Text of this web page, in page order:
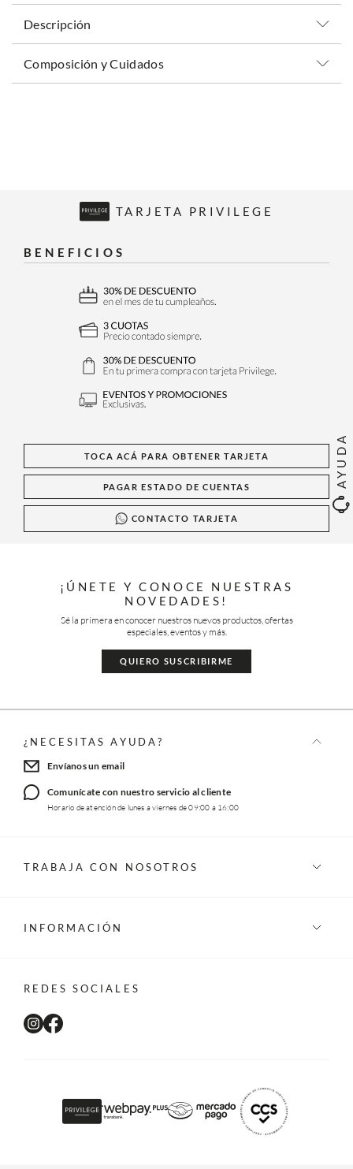
AYUDA
Descripción
Composición y Cuidados
TARJETA PRIVILEGE
BENEFICIOS
TOCA ACÁ PARA OBTENER TARJETA
PAGAR ESTADO DE CUENTAS
CONTACTO TARJETA
¡ÚNETE Y CONOCE NUESTRAS
NOVEDADES!
Sé la primera en conocer nuestros nuevos productos, ofertas
especiales, eventos y más.
QUIERO SUSCRIBIRME
¿NECESITAS AYUDA?
Envíanos un email
Comunícate con nuestro servicio al cliente
Horario de atención de lunes a viernes de 09:00 a 16:00
TRABAJA CON NOSOTROS
INFORMACIÓN
REDES SOCIALES